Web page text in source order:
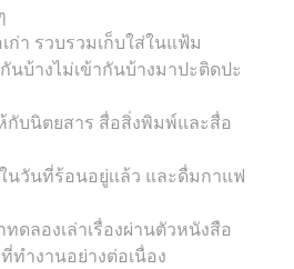
า รวบรวมเก็บใส่ในแฟ้ม
นบ้างไม่เข้ากันบ้างมาปะติดปะ
กับนิตยสาร สื่อสิ่งพิมพ์และสื่อ
นวันที่ร้อนอยู่เเล้ว และดื่มกาแฟ
ดลองเล่าเรื่องผ่านตัวหนังสือ
ทำงานอย่างต่อเนื่อง